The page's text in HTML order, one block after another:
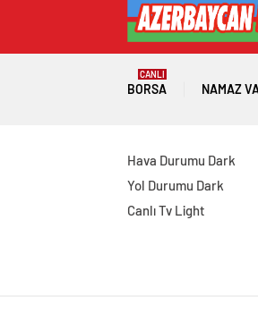
BORSA
CANLI
NAMAZ
Hava Durumu Dark
Yol Durumu Dark
Canlı Tv Light